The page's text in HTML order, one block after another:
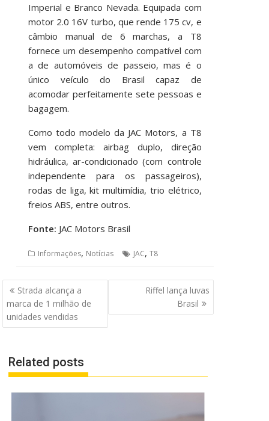
Imperial e Branco Nevada. Equipada com
motor 2.0 16V turbo, que rende 175 cv, e
câmbio manual de 6 marchas, a T8
fornece um desempenho compatível com
a de automóveis de passeio, mas é o
único veículo do Brasil capaz de
acomodar perfeitamente sete pessoas e
bagagem.
Como todo modelo da JAC Motors, a T8
vem completa: airbag duplo, direção
hidráulica, ar-condicionado (com controle
independente para os passageiros),
rodas de liga, kit multimídia, trio elétrico,
freios ABS, entre outros.
Fonte: JAC Motors Brasil
Informações, Notícias JAC, T8
Navegação
de
Post
Strada alcança a
marca de 1 milhão de
unidades vendidas
Riffel lança luvas
Brasil
Related posts